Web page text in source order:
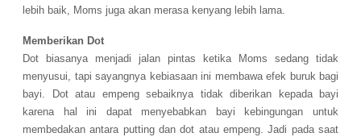
lebih baik, Moms juga akan merasa kenyang lebih lama.
Memberikan Dot
Dot biasanya menjadi jalan pintas ketika Moms sedang tidak
menyusui, tapi sayangnya kebiasaan ini membawa efek buruk bagi
bayi. Dot atau empeng sebaiknya tidak diberikan kepada bayi
karena hal ini dapat menyebabkan bayi kebingungan untuk
membedakan antara putting dan dot atau empeng. Jadi pada saat